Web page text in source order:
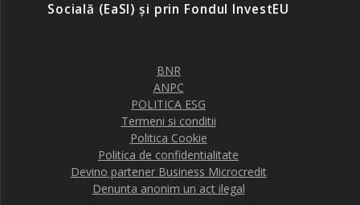
Socială (EaSI) și prin Fondul InvestEU
BNR
ANPC
POLITICA ESG
Termeni si conditii
Politica Cookie
Politica de confidentialitate
Devino partener Business Microcredit
Denunta anonim un act ilegal